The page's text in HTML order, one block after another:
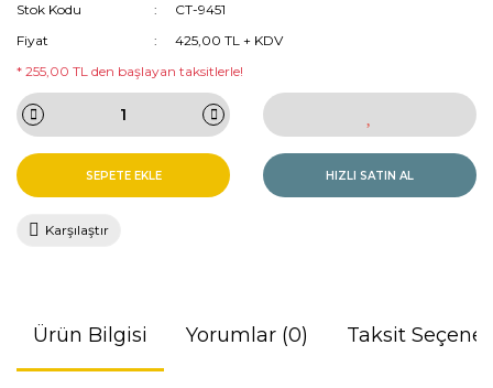
Stok Kodu
CT-9451
Fiyat
425,00 TL + KDV
* 255,00 TL den başlayan taksitlerle!
SEPETE EKLE HIZLI SATIN AL
Karşılaştır
Ürün Bilgisi Yorumlar (0) Taksit